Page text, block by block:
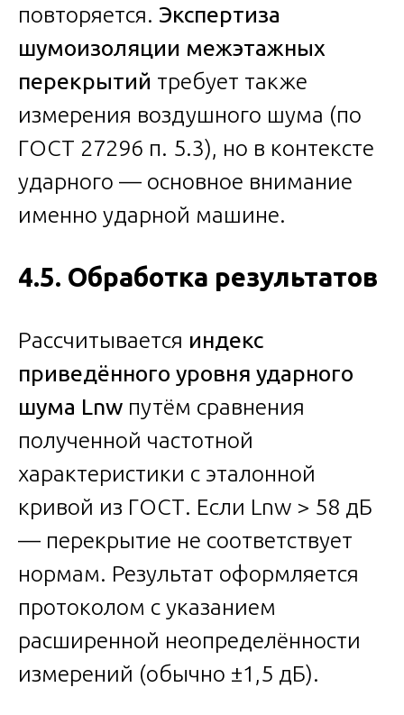
повторяется. Экспертиза
шумоизоляции межэтажных
перекрытий требует также
измерения воздушного шума (по
ГОСТ 27296 п. 5.3), но в контексте
ударного — основное внимание
именно ударной машине.
4.5. Обработка результатов
Рассчитывается индекс
приведённого уровня ударного
шума Lnw путём сравнения
полученной частотной
характеристики с эталонной
кривой из ГОСТ. Если Lnw > 58 дБ
— перекрытие не соответствует
нормам. Результат оформляется
протоколом с указанием
расширенной неопределённости
измерений (обычно ±1,5 дБ).